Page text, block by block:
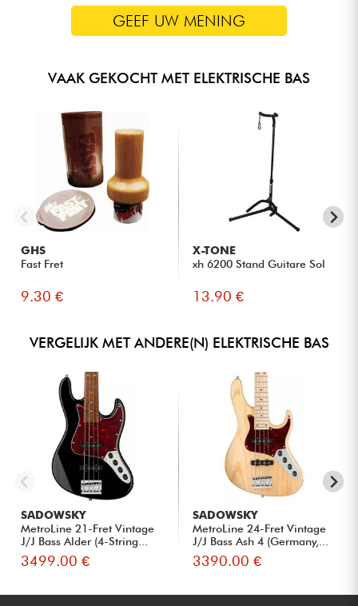
GEEF UW MENING
VAAK GEKOCHT MET ELEKTRISCHE BAS
GHS
Fast Fret
9.30 €
X-TONE
xh 6200 Stand Guitare Sol
13.90 €
VERGELIJK MET ANDERE(N) ELEKTRISCHE BAS
SADOWSKY
MetroLine 21-Fret Vintage
J/J Bass Alder (4-String...
3499.00 €
SADOWSKY
MetroLine 24-Fret Vintage
J/J Bass Ash 4 (Germany,...
3390.00 €